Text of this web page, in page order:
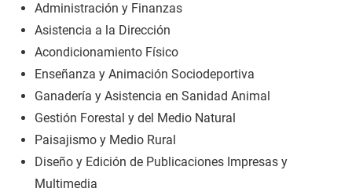
Administración y Finanzas
Asistencia a la Dirección
Acondicionamiento Físico
Enseñanza y Animación Sociodeportiva
Ganadería y Asistencia en Sanidad Animal
Gestión Forestal y del Medio Natural
Paisajismo y Medio Rural
Diseño y Edición de Publicaciones Impresas y
Multimedia